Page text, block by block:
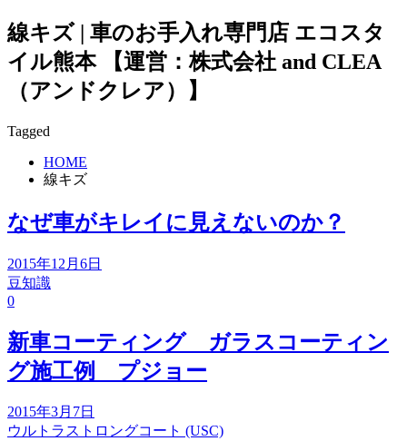
線キズ | 車のお手入れ専門店 エコスタ
イル熊本 【運営：株式会社 and CLEA
（アンドクレア）】
Tagged
HOME
線キズ
なぜ車がキレイに見えないのか？
2015年12月6日
豆知識
0
新車コーティング ガラスコーティン
グ施工例 プジョー
2015年3月7日
ウルトラストロングコート (USC)